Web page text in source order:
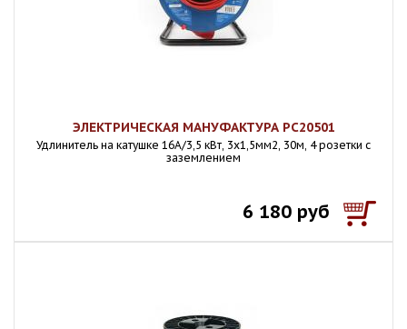
ЭЛЕКТРИЧЕСКАЯ МАНУФАКТУРА PC20501
Удлинитель на катушке 16А/3,5 кВт, 3х1,5мм2, 30м, 4 розетки с
заземлением
6 180 руб